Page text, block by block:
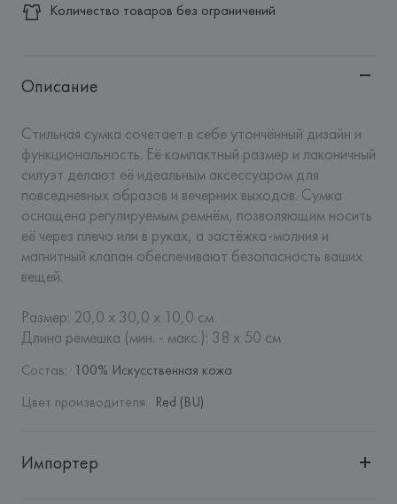
Количество товаров без ограничений
Описание
Стильная сумка сочетает в себе утончённый дизайн и
функциональность. Её компактный размер и лаконичный
силуэт делают её идеальным аксессуаром для
повседневных образов и вечерних выходов. Сумка
оснащена регулируемым ремнём, позволяющим носить
её через плечо или в руках, а застёжка-молния и
магнитный клапан обеспечивают безопасность ваших
вещей.
Размер: 20,0 x 30,0 x 10,0 см
Длина ремешка (мин. - макс.): 38 х 50 см
Состав: 100% Искусственная кожа
Цвет производителя: Red (BU)
Импортер